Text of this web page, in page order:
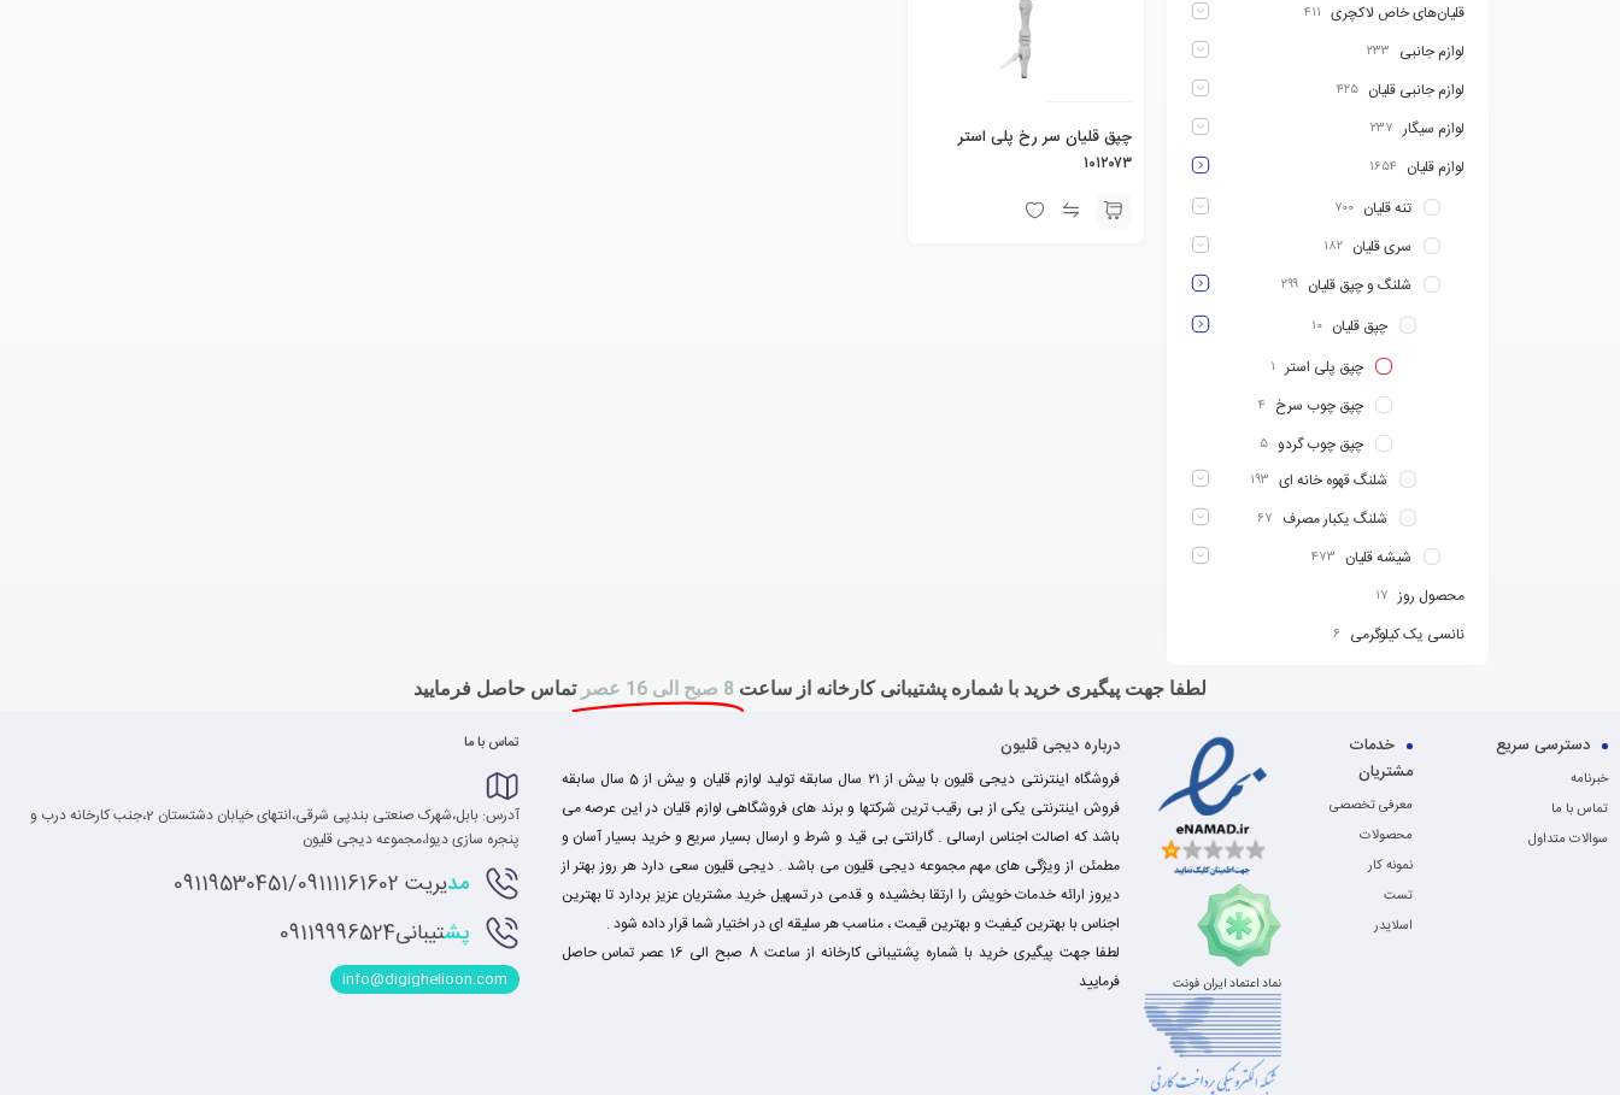
چپق قلیان سر رخ پلی استر
۱۰۱۲۰۷۳
قلیان‌های خاص لاکچری ۴۱۱
لوازم جانبی ۲۳۳
لوازم جانبی قلیان ۴۲۵
لوازم سیگار ۲۳۷
لوازم قلیان ۱۶۵۴
تنه قلیان ۷۰۰
سری قلیان ۱۸۲
شلنگ و چپق قلیان ۲۹۹
چپق قلیان ۱۰
چپق پلی استر ۱
چپق چوب سرخ ۴
چپق چوب گردو ۵
شلنگ قهوه خانه ای ۱۹۳
شلنگ یکبار مصرف ۶۷
شیشه قلیان ۴۷۳
محصول روز ۱۷
نانسی یک کیلوگرمی ۶
لطفا جهت پیگیری خرید با شماره پشتیبانی کارخانه از ساعت 8 صبح الی 16 عصر تماس حاصل فرمایید
دسترسی سریع
خبرنامه
تماس با ما
سوالات متداول
خدمات
مشتریان
معرفی تخصصی
محصولات
نمونه کار
تست
اسلایدر
نماد اعتماد ایران فونت
درباره دیجی قلیون
فروشگاه اینترنتی دیجی قلیون با بیش از ۲۱ سال سابقه تولید لوازم قلیان و بیش از 5 سال سابقه
فروش اینترنتی یکی از بی رقیب ترین شرکتها و برند های فروشگاهی لوازم قلیان در این عرصه می
باشد که اصالت اجناس ارسالی . گارانتی بی قید و شرط و ارسال بسیار سریع و خرید بسیار آسان و
مطمئن از ویژگی های مهم مجموعه دیجی قلیون می باشد . دیجی قلیون سعی دارد هر روز بهتر از
دیروز ارائه خدمات خویش را ارتقا بخشیده و قدمی در تسهیل خرید مشتریان عزیز بردارد تا بهترین
اجناس با بهترین کیفیت و بهترین قیمت ، مناسب هر سلیقه ای در اختیار شما قرار داده شود .
لطفا جهت پیگیری خرید با شماره پشتیبانی کارخانه از ساعت 8 صبح الی 16 عصر تماس حاصل
فرمایید
تماس با ما
آدرس: بابل،شهرک صنعتی بندپی شرقی،انتهای خیابان دشتستان 2،جنب کارخانه درب و
پنجره سازی دیوا،مجموعه دیجی قلیون
مدیریت 09119530451/09111161602
پشتیبانی09119996524
info@digighelioon.com